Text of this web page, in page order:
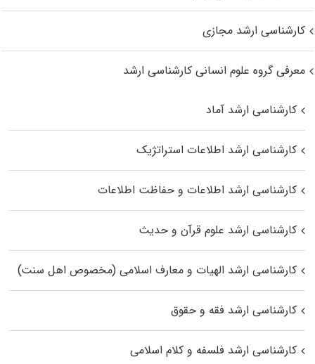
کارشناسی ارشد مجازی
معرفی گروه علوم انسانی کارشناسی ارشد
کارشناسی ارشد آماد
کارشناسی ارشد اطلاعات استراتژیک
کارشناسی ارشد اطلاعات و حفاظت اطلاعات
کارشناسی ارشد علوم قرآن و حدیث
کارشناسی ارشد الهیات و معارف اسلامی (مخصوص اهل سنت)
کارشناسی ارشد فقه و حقوق
کارشناسی ارشد فلسفه و کلام اسلامی